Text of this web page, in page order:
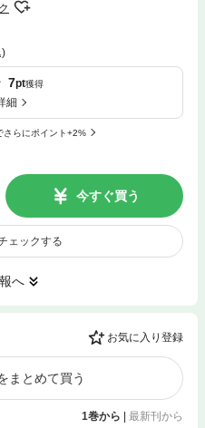
)
7pt獲得
細
さらにポイント+2%
今すぐ買う
ェックする
へ
お気に入り登録
まとめて買う
1巻から | 最新刊から